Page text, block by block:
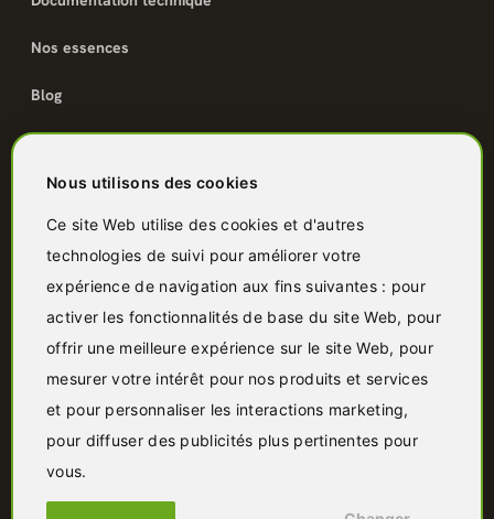
Nous utilisons des cookies
Ce site Web utilise des cookies et d'autres
technologies de suivi pour améliorer votre
expérience de navigation aux fins suivantes : pour
activer les fonctionnalités de base du site Web, pour
offrir une meilleure expérience sur le site Web, pour
mesurer votre intérêt pour nos produits et services
et pour personnaliser les interactions marketing,
pour diffuser des publicités plus pertinentes pour
vous.
Nos essences
Blog
Catalogue
Terrasse bois
Bardage bois
Charpente & ossature
Quincaillerie
Panneaux & isolants
Granulés & bûches